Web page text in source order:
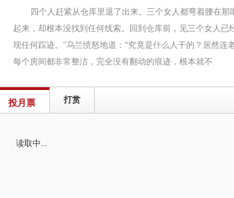
四个人赶紧从仓库里退了出来。三个女人都弯着腰在
起来，却根本没找到任何线索。回到仓库前，见三个女人
现任何踪迹。”乌兰愤怒地道：“究竟是什么人干的？居然连
每个房间都非常整洁，完全没有翻动的痕迹，根本就不
投月票 打赏
读取中...